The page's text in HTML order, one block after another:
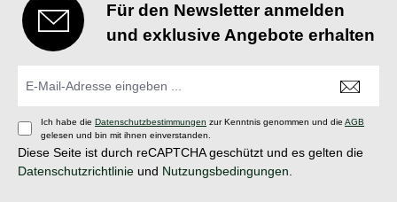
Für den Newsletter anmelden
und exklusive Angebote erhalten
Ich habe die Datenschutzbestimmungen zur Kenntnis genommen und die AGB
gelesen und bin mit ihnen einverstanden.
Diese Seite ist durch reCAPTCHA geschützt und es gelten die
Datenschutzrichtlinie und Nutzungsbedingungen